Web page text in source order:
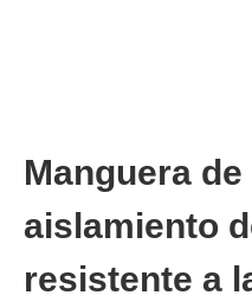
Manguera
aislamiento
resistente a